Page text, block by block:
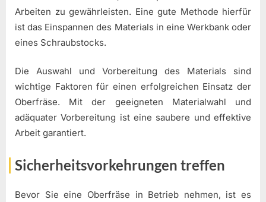
Arbeiten zu gewährleisten. Eine gute Methode hierfür
ist das Einspannen des Materials in eine Werkbank oder
eines Schraubstocks.
Die Auswahl und Vorbereitung des Materials sind
wichtige Faktoren für einen erfolgreichen Einsatz der
Oberfräse. Mit der geeigneten Materialwahl und
adäquater Vorbereitung ist eine saubere und effektive
Arbeit garantiert.
Sicherheitsvorkehrungen treffen
Bevor Sie eine Oberfräse in Betrieb nehmen, ist es